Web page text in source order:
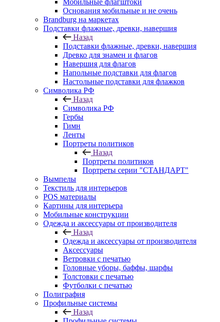
Мобильные флагштоки
Основания мобильные и не очень
Brandburg на маркетах
Подставки флажные, древки, навершия
Назад
Подставки флажные, древки, навершия
Древко для знамен и флагов
Навершия для флагов
Напольные подставки для флагов
Настольные подставки для флажков
Символика РФ
Назад
Символика РФ
Гербы
Гимн
Ленты
Портреты политиков
Назад
Портреты политиков
Портреты серии "СТАНДАРТ"
Вымпелы
Текстиль для интерьеров
POS материалы
Картины для интерьера
Мобильные конструкции
Одежда и аксессуары от производителя
Назад
Одежда и аксессуары от производителя
Аксессуары
Ветровки с печатью
Головные уборы, баффы, шарфы
Толстовки с печатью
Футболки с печатью
Полиграфия
Профильные системы
Назад